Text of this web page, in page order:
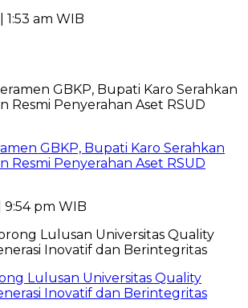
1:53 am WIB
GBKP, Bupati Karo Serahkan
Resmi Penyerahan Aset RSUD
9:54 pm WIB
Lulusan Universitas Quality
Inovatif dan Berintegritas